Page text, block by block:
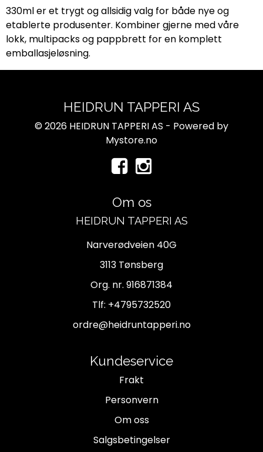
330ml er et trygt og allsidig valg for både nye og
etablerte produsenter. Kombiner gjerne med våre
lokk, multipacks og pappbrett for en komplett
emballasjeløsning.
HEIDRUN TAPPERI AS
© 2026 HEIDRUN TAPPERI AS - Powered by
Mystore.no
Om os
HEIDRUN TAPPERI AS
Narverødveien 40G
3113 Tønsberg
Org. nr. 916871384
Tlf: +4795732520
ordre@heidruntapperi.no
Kundeservice
Frakt
Personvern
Om oss
Salgsbetingelser